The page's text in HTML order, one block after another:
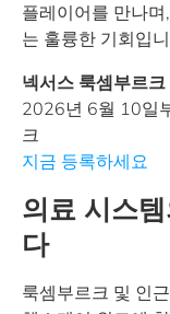
플레이어를 만나
는 훌륭한 기회입
넥서스 룩셈부르크
2026년 6월 10일
크
지금 등록하세요
의료 시스
다
룩셈부르크 및 인